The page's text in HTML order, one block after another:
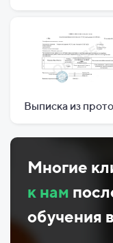
Выписка из
Многие
к нам
обучения